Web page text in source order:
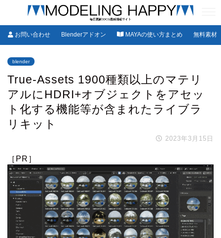
お問い合わせ Blenderアドオン MAYAの使い方まとめ 無料素材
blender
True-Assets 1900種類以上のマテリ
アルにHDRI+オブジェクトをアセッ
ト化する機能等が含まれたライブラ
リキット
2023年3月15日
［PR］